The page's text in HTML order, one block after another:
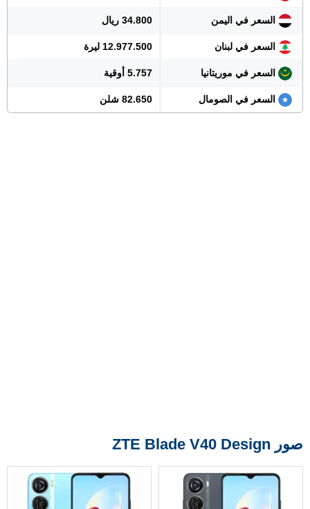
السعر في اليمن 34.800 ريال
السعر في لبنان 12.977.500 ليرة
السعر في موريتانيا 5.757 أوقية
السعر في الصومال 82.650 شلن
صور ZTE Blade V40 Design